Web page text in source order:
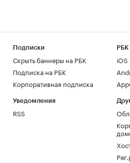
Подписки
Скрыть баннеры на РБК
Подписка на РБК
Корпоративная подписка
Уведомления
RSS
РБК
iOS